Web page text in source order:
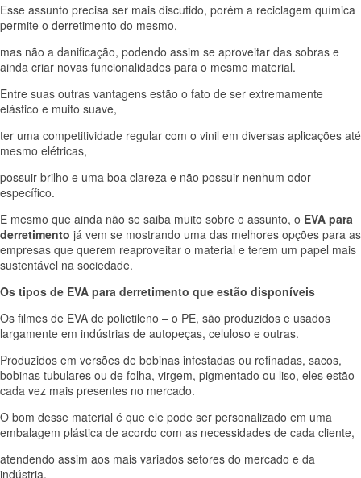
Esse assunto precisa ser mais discutido, porém a reciclagem química
permite o derretimento do mesmo,
mas não a danificação, podendo assim se aproveitar das sobras e
ainda criar novas funcionalidades para o mesmo material.
Entre suas outras vantagens estão o fato de ser extremamente
elástico e muito suave,
ter uma competitividade regular com o vinil em diversas aplicações até
mesmo elétricas,
possuir brilho e uma boa clareza e não possuir nenhum odor
específico.
E mesmo que ainda não se saiba muito sobre o assunto, o EVA para
derretimento já vem se mostrando uma das melhores opções para as
empresas que querem reaproveitar o material e terem um papel mais
sustentável na sociedade.
Os tipos de EVA para derretimento que estão disponíveis
Os filmes de EVA de polietileno – o PE, são produzidos e usados
largamente em indústrias de autopeças, celuloso e outras.
Produzidos em versões de bobinas infestadas ou refinadas, sacos,
bobinas tubulares ou de folha, virgem, pigmentado ou liso, eles estão
cada vez mais presentes no mercado.
O bom desse material é que ele pode ser personalizado em uma
embalagem plástica de acordo com as necessidades de cada cliente,
atendendo assim aos mais variados setores do mercado e da
indústria.